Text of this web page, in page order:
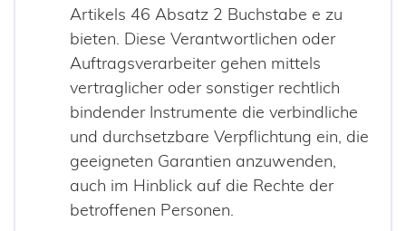
Artikels 46 Absatz 2 Buchstabe e zu
bieten. Diese Verantwortlichen oder
Auftragsverarbeiter gehen mittels
vertraglicher oder sonstiger rechtlich
bindender Instrumente die verbindliche
und durchsetzbare Verpflichtung ein, die
geeigneten Garantien anzuwenden,
auch im Hinblick auf die Rechte der
betroffenen Personen.